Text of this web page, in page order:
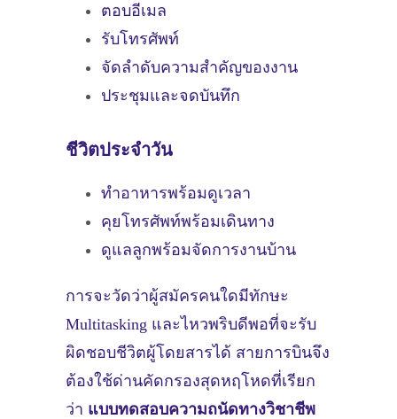
ตอบอีเมล
รับโทรศัพท์
จัดลำดับความสำคัญของงาน
ประชุมและจดบันทึก
ชีวิตประจำวัน
ทำอาหารพร้อมดูเวลา
คุยโทรศัพท์พร้อมเดินทาง
ดูแลลูกพร้อมจัดการงานบ้าน
การจะวัดว่าผู้สมัครคนใดมีทักษะ
Multitasking และไหวพริบดีพอที่จะรับ
ผิดชอบชีวิตผู้โดยสารได้ สายการบินจึง
ต้องใช้ด่านคัดกรองสุดหฤโหดที่เรียก
ว่า แบบทดสอบความถนัดทางวิชาชีพ